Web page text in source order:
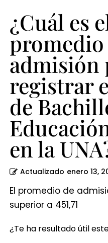
Bachiller
en
Educación
Media
en
UNA?
¿Cuál es
promedio
admisión
registrar
de
en la
Actualizado enero 13,
El promedio de
superior a 451,71
¿Te ha resultado útil